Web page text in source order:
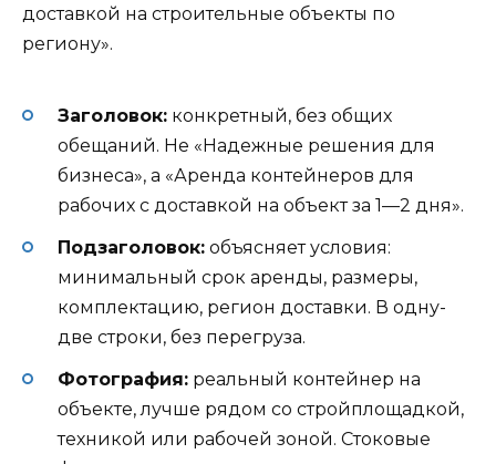
доставкой на строительные объекты по
региону».
Заголовок: конкретный, без общих
обещаний. Не «Надежные решения для
бизнеса», а «Аренда контейнеров для
рабочих с доставкой на объект за 1—2 дня».
Подзаголовок: объясняет условия:
минимальный срок аренды, размеры,
комплектацию, регион доставки. В одну-
две строки, без перегруза.
Фотография: реальный контейнер на
объекте, лучше рядом со стройплощадкой,
техникой или рабочей зоной. Стоковые